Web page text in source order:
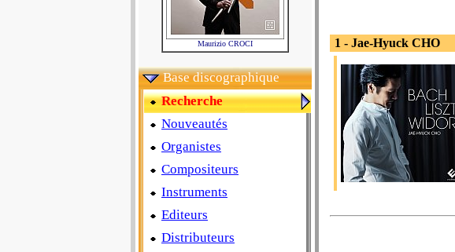
Maurizio CROCI
Base discographique
Recherche
Nouveautés
Organistes
Compositeurs
Instruments
Editeurs
Distributeurs
1 - Jae-Hyuck CHO